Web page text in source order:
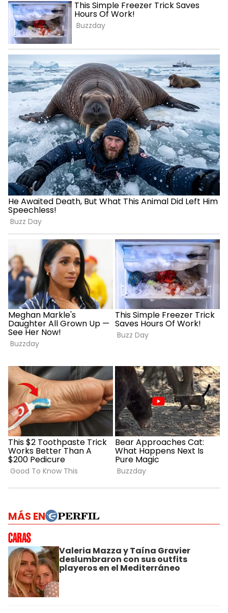
MÁS EN
Valeria Mazza y Taína Gravier
deslumbraron con sus outfits
playeros en el Mediterráneo